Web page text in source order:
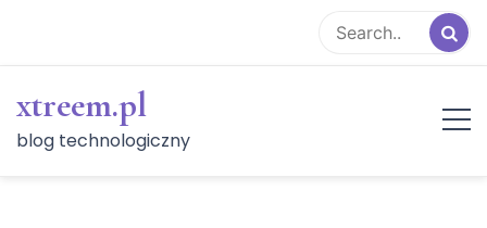
content
xtreem.pl
blog technologiczny